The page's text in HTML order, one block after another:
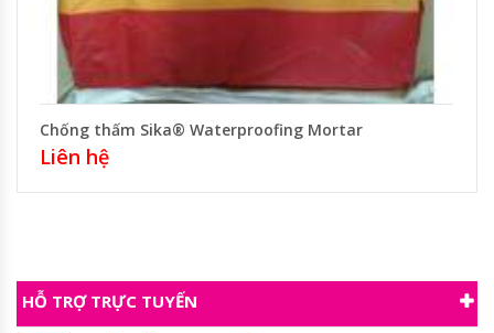
Chống thấm Sika® Waterproofing Mortar
Liên hệ
HỖ TRỢ TRỰC TUYẾN